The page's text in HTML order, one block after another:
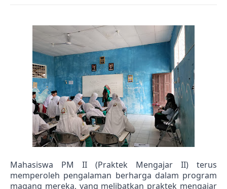
Mahasiswa PM II (Praktek Mengajar II) terus
memperoleh pengalaman berharga dalam program
magang mereka, yang melibatkan praktek mengajar